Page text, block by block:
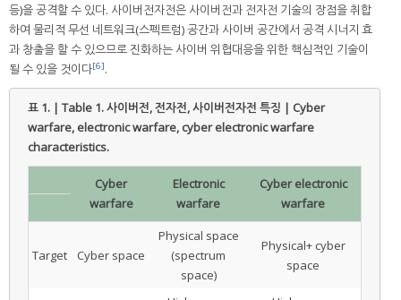
등)을 공격할 수 있다. 사이버전자전은 사이버전과 전자전 기술의 장점을 취합
하여 물리적 무선 네트워크(스펙트럼) 공간과 사이버 공간에서 공격 시너지 효
과 창출을 할 수 있으므로 진화하는 사이버 위협대응을 위한 핵심적인 기술이
될 수 있을 것이다[6].
표 1. | Table 1.사이버전, 전자전, 사이버전자전 특징 | Cyber
warfare, electronic warfare, cyber electronic warfare
characteristics.
Cyber
warfare
Electronic
warfare
Cyber electronic
warfare
Target Cyber space
Physical space
(spectrum
space)
Physical+ cyber
space